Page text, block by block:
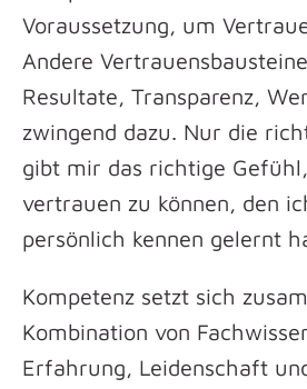
Voraussetzung, um
Andere
Resultate, Transparenz,
zwingend dazu. Nur die
gibt mir das richtige
vertrauen zu können, den
persönlich kennen gelernt
Kompetenz setzt sich
Kombination von
Erfahrung, Leidenschaft